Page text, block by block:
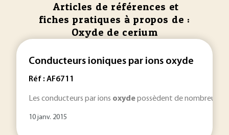
Articles de références et
fiches pratiques à propos de :
Oxyde de cerium
Conducteurs ioniques par ions oxyde
Réf : AF6711
Les conducteurs par ions oxydepossèdent de nombreuses
10 janv. 2015